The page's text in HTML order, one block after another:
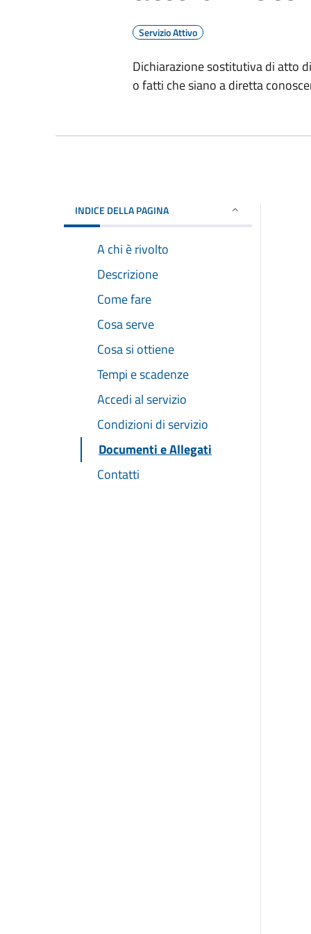
Servizio Attivo
Dichiarazione sostitutiva di atto
o fatti che siano a diretta
INDICE DELLA PAGINA
A chi è rivolto
Descrizione
Come fare
Cosa serve
Cosa si ottiene
Tempi e scadenze
Accedi al servizio
Condizioni di servizio
Documenti e Allegati
Contatti